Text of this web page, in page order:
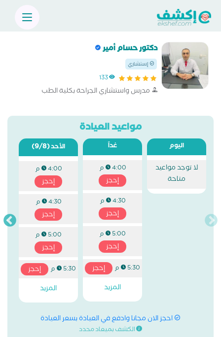
دكتور حسام أمير
إستشاري
133
مدرس واستشاري الجراحة بكلية الطب
مواعيد العيادة
اليوم
لا توجد مواعيد
متاحة
غداً
4:00 م
إحجز
4:30 م
إحجز
5:00 م
إحجز
5:30 م
إحجز
المزيد
الأحد(9/8)
4:00 م
إحجز
4:30 م
إحجز
5:00 م
إحجز
5:30 م
إحجز
المزيد
احجز الان مجانا وادفع في العيادة بسعر العيادة
الكشف بميعاد محدد